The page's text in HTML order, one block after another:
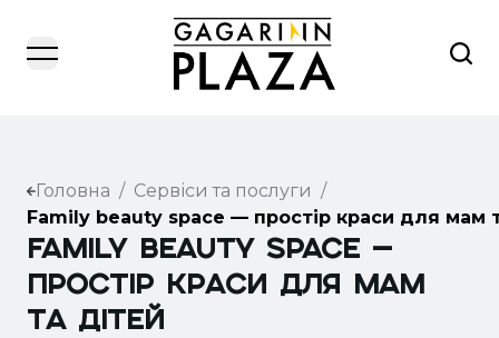
open navigation menu
Головна / Сервіси та послуги /
Family beauty space — простір краси для мам
Family Beauty Space —
Простір Краси для мам
та дітей